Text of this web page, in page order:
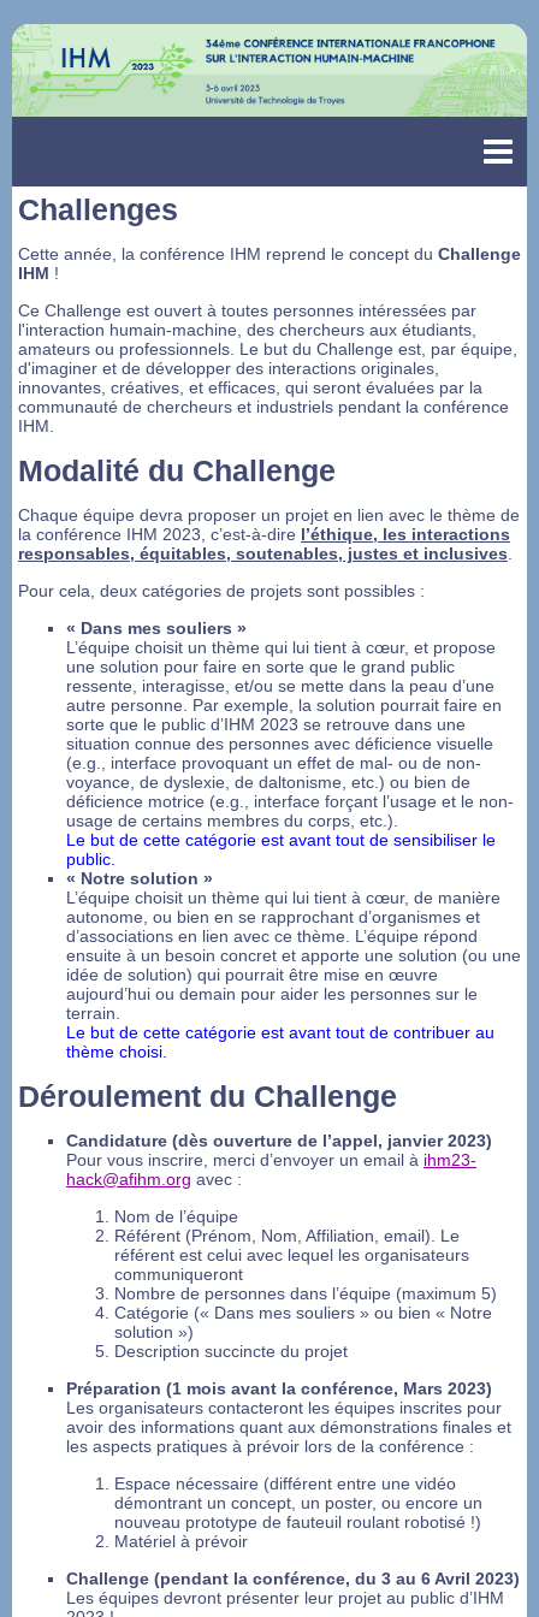
Challenges
Cette année, la conférence IHM reprend le concept du Challenge
IHM !
Ce Challenge est ouvert à toutes personnes intéressées par
l'interaction humain-machine, des chercheurs aux étudiants,
amateurs ou professionnels. Le but du Challenge est, par équipe,
d'imaginer et de développer des interactions originales,
innovantes, créatives, et efficaces, qui seront évaluées par la
communauté de chercheurs et industriels pendant la conférence
IHM.
Modalité du Challenge
Chaque équipe devra proposer un projet en lien avec le thème de
la conférence IHM 2023, c’est-à-dire l’éthique, les interactions
responsables, équitables, soutenables, justes et inclusives
Pour cela, deux catégories de projets sont possibles :
« Dans mes souliers »
L’équipe choisit un thème qui lui tient à cœur, et propose
une solution pour faire en sorte que le grand public
ressente, interagisse, et/ou se mette dans la peau d’une
autre personne. Par exemple, la solution pourrait faire en
sorte que le public d’IHM 2023 se retrouve dans une
situation connue des personnes avec déficience visuelle
(e.g., interface provoquant un effet de mal- ou de non-
voyance, de dyslexie, de daltonisme, etc.) ou bien de
déficience motrice (e.g., interface forçant l’usage et le non-
usage de certains membres du corps, etc.).
Le but de cette catégorie est avant tout de sensibiliser le
public.
« Notre solution »
L’équipe choisit un thème qui lui tient à cœur, de manière
autonome, ou bien en se rapprochant d’organismes et
d’associations en lien avec ce thème. L’équipe répond
ensuite à un besoin concret et apporte une solution (ou une
idée de solution) qui pourrait être mise en œuvre
aujourd’hui ou demain pour aider les personnes sur le
terrain.
Le but de cette catégorie est avant tout de contribuer au
thème choisi.
Déroulement du Challenge
Candidature (dès ouverture de l’appel, janvier 2023)
Pour vous inscrire, merci d’envoyer un email à ihm23-
hack@afihm.org avec :
Nom de l’équipe
Référent (Prénom, Nom, Affiliation, email). Le
référent est celui avec lequel les organisateurs
communiqueront
Nombre de personnes dans l’équipe (maximum 5)
Catégorie (« Dans mes souliers » ou bien « Notre
solution »)
Description succincte du projet
Préparation (1 mois avant la conférence, Mars 2023)
Les organisateurs contacteront les équipes inscrites pour
avoir des informations quant aux démonstrations finales et
les aspects pratiques à prévoir lors de la conférence :
Espace nécessaire (différent entre une vidéo
démontrant un concept, un poster, ou encore un
nouveau prototype de fauteuil roulant robotisé !)
Matériel à prévoir
Challenge (pendant la conférence, du 3 au 6 Avril 2023)
Les équipes devront présenter leur projet au public d’IHM